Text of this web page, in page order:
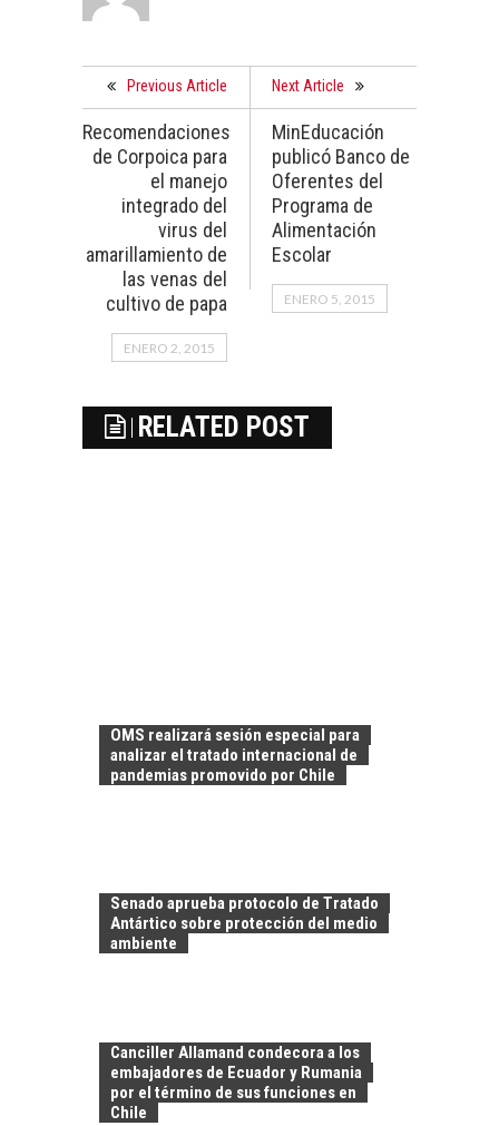
Previous Article
Recomendaciones
de Corpoica para
el manejo
integrado del
virus del
amarillamiento de
las venas del
cultivo de papa
ENERO 2, 2015
Next Article
MinEducación
publicó Banco de
Oferentes del
Programa de
Alimentación
Escolar
ENERO 5, 2015
RELATED POST
OMS realizará sesión especial para
analizar el tratado internacional de
pandemias promovido por Chile
Senado aprueba protocolo de Tratado
Antártico sobre protección del medio
ambiente
Canciller Allamand condecora a los
embajadores de Ecuador y Rumania
por el término de sus funciones en
Chile
LOS SERVICIOS
DIGITALES
EXPORTADOS DESDE